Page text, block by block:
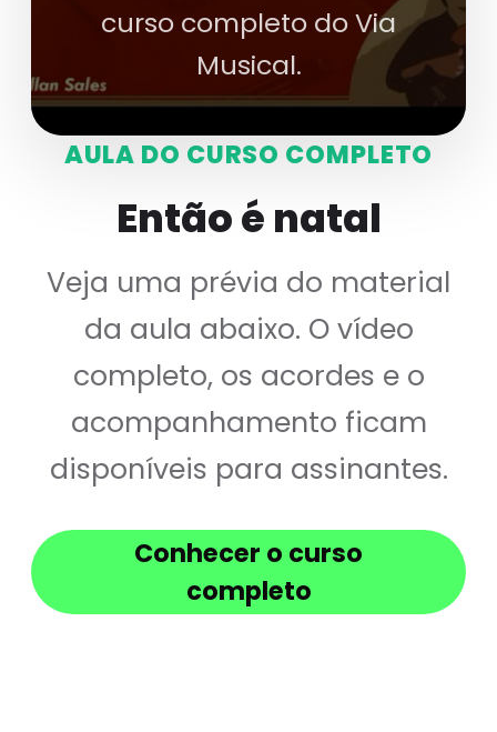
curso completo do Via
Musical.
AULA DO CURSO COMPLETO
Então é natal
Veja uma prévia do material
da aula abaixo. O vídeo
completo, os acordes e o
acompanhamento ficam
disponíveis para assinantes.
Conhecer o curso
completo